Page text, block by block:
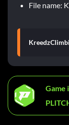
File name:
Game